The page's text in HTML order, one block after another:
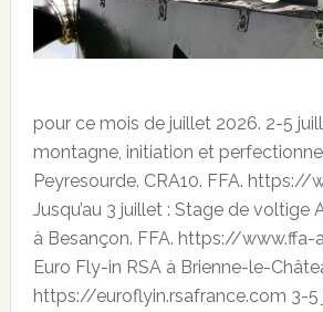
pour ce mois de juillet 2026. 2-5
montagne, initiation et
Peyresourde. CRA10. FFA. https://
Jusqu’au 3 juillet : Stage de voltige
à Besançon. FFA. https://www.ffa-
Euro Fly-in RSA à Brienne-le-
https://euroflyin.rsafrance.com 3-5